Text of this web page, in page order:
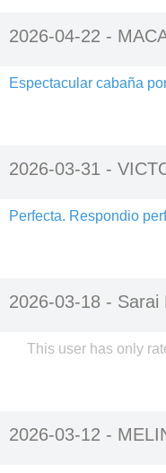
2026-04-22 -
Espectacular cabaña
2026-03-31 -
Perfecta. Respondio
2026-03-18 - Sarai
This user has only
2026-03-12 -